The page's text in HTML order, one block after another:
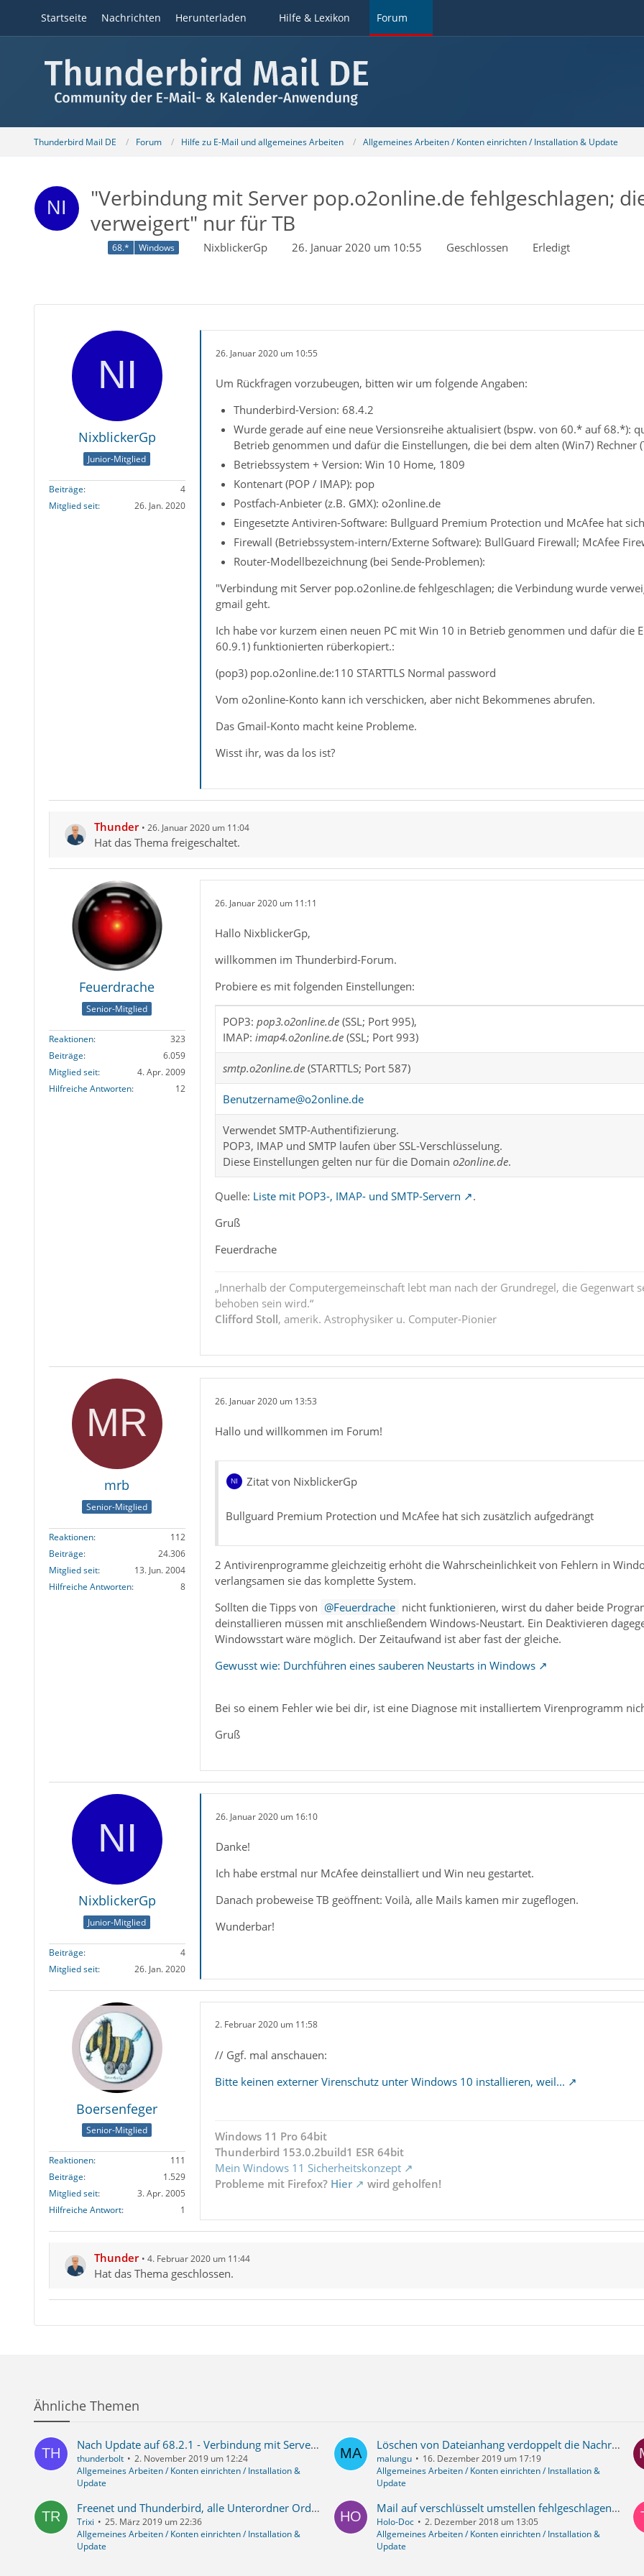
Startseite Nachrichten Herunterladen Hilfe & Lexikon Forum
Thunderbird Mail DE Forum Hilfe zu E-Mail und allgemeines Arbeiten Allgemeines Arbeiten / Konten einrichten / Installation & Update
"Verbindung mit Server pop.o2online.de fehlgeschlagen;
verweigert" nur für TB
68.* Windows NixblickerGp 26. Januar 2020 um 10:55 Geschlossen Erledigt
NixblickerGp
Junior-Mitglied
Beiträge
4
Mitglied seit
26. Jan. 2020
26. Januar 2020 um 10:55
Um Rückfragen vorzubeugen, bitten wir um folgende Angaben:
Thunderbird-Version: 68.4.2
Wurde gerade auf eine neue Versionsreihe aktualisiert (bspw. von 60.* auf 68.*):
Betrieb genommen und dafür die Einstellungen, die bei dem alten (Win7)
Betriebssystem + Version: Win 10 Home, 1809
Kontenart (POP / IMAP): pop
Postfach-Anbieter (z.B. GMX): o2online.de
Eingesetzte Antiviren-Software: Bullguard Premium Protection und McAfee hat
Firewall (Betriebssystem-intern/Externe Software): BullGuard Firewall; McAfee
Router-Modellbezeichnung (bei Sende-Problemen):
"Verbindung mit Server pop.o2online.de fehlgeschlagen; die Verbindung wurde
gmail geht.
Ich habe vor kurzem einen neuen PC mit Win 10 in Betrieb genommen und dafür die
60.9.1) funktionierten rüberkopiert.:
(pop3) pop.o2online.de:110 STARTTLS Normal password
Vom o2online-Konto kann ich verschicken, aber nicht Bekommenes abrufen.
Das Gmail-Konto macht keine Probleme.
Wisst ihr, was da los ist?
Thunder 26. Januar 2020 um 11:04
Hat das Thema freigeschaltet.
Feuerdrache
Senior-Mitglied
Reaktionen
323
Beiträge
6.059
Mitglied seit
4. Apr. 2009
Hilfreiche Antworten
12
26. Januar 2020 um 11:11
Hallo NixblickerGp,
willkommen im Thunderbird-Forum.
Probiere es mit folgenden Einstellungen:
POP3: pop3.o2online.de(SSL; Port 995),
IMAP: imap4.o2online.de(SSL; Port 993)
smtp.o2online.de(STARTTLS; Port 587)
Benutzername@o2online.de
Verwendet SMTP-Authentifizierung.
POP3, IMAP und SMTP laufen über SSL-Verschlüsselung.
Diese Einstellungen gelten nur für die Domain o2online.de.
Quelle: Liste mit POP3-, IMAP- und SMTP-Servern
.
Gruß
Feuerdrache
„Innerhalb der Computergemeinschaft lebt man nach der Grundregel, die Gegenwart
behoben sein wird.“
Clifford Stoll, amerik. Astrophysiker u. Computer-Pionier
mrb
Senior-Mitglied
Reaktionen
112
Beiträge
24.306
Mitglied seit
13. Jun. 2004
Hilfreiche Antworten
8
26. Januar 2020 um 13:53
Hallo und willkommen im Forum!
Zitat von NixblickerGp
Bullguard Premium Protection und McAfee hat sich zusätzlich aufgedrängt
2 Antivirenprogramme gleichzeitig erhöht die Wahrscheinlichkeit von Fehlern in
verlangsamen sie das komplette System.
Sollten die Tipps von
Feuerdrache nicht funktionieren, wirst du daher beide
deinstallieren müssen mit anschließendem Windows-Neustart. Ein Deaktivieren
Windowsstart wäre möglich. Der Zeitaufwand ist aber fast der gleiche.
Gewusst wie: Durchführen eines sauberen Neustarts in Windows
Bei so einem Fehler wie bei dir, ist eine Diagnose mit installiertem Virenprogramm
Gruß
NixblickerGp
Junior-Mitglied
Beiträge
4
Mitglied seit
26. Jan. 2020
26. Januar 2020 um 16:10
Danke!
Ich habe erstmal nur McAfee deinstalliert und Win neu gestartet.
Danach probeweise TB geöffnent: Voilà, alle Mails kamen mir zugeflogen.
Wunderbar!
Boersenfeger
Senior-Mitglied
Reaktionen
111
Beiträge
1.529
Mitglied seit
3. Apr. 2005
Hilfreiche Antwort
1
2. Februar 2020 um 11:58
// Ggf. mal anschauen:
Bitte keinen externer Virenschutz unter Windows 10 installieren, weil...
Windows 11 Pro 64bit
Thunderbird 153.0.2build1 ESR 64bit
Mein Windows 11 Sicherheitskonzept
Probleme mit Firefox? Hier wird geholfen!
Thunder 4. Februar 2020 um 11:44
Hat das Thema geschlossen.
Ähnliche Themen
Nach Update auf 68.2.1 - Verbindung mit Server pop3 fehlgeschlagen - Kalender umwandeln
thunderbolt
2. November 2019 um 12:24
Allgemeines Arbeiten / Konten einrichten / Installation &
Update
Löschen von Dateianhang verdoppelt die Nachricht
malungu
16. Dezember 2019 um 17:19
Allgemeines Arbeiten / Konten einrichten / Installation &
Update
Freenet und Thunderbird, alle Unterordner Ordner weg und neu abonnieren ist nicht möglich, bei Mail.de alles noch da
Trixi
25. März 2019 um 22:36
Allgemeines Arbeiten / Konten einrichten / Installation &
Update
Mail auf verschlüsselt umstellen fehlgeschlagen - Unterkonten nicht mehr abrufbar
Holo-Doc
2. Dezember 2018 um 13:05
Allgemeines Arbeiten / Konten einrichten / Installation &
Update